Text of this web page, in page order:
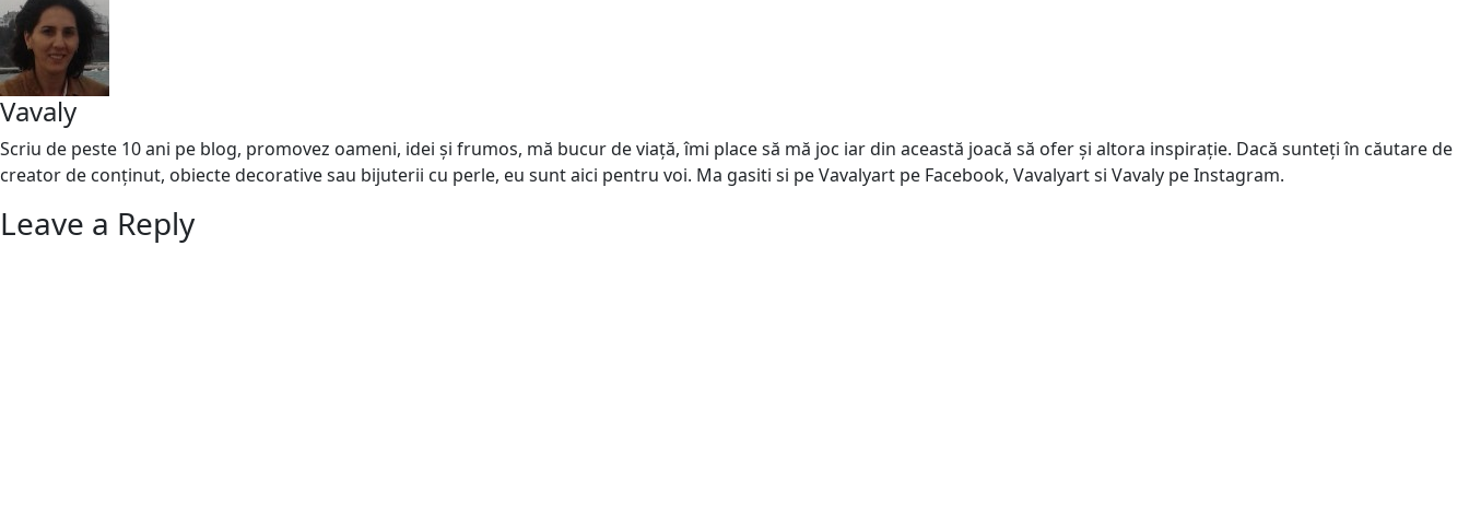
Vavaly
Scriu de peste 10 ani pe blog, promovez oameni, idei și frumos, mă bucur de viață, îmi place să mă joc iar din această joacă să ofer și altora inspirație. Dacă sunteți în căutare de
creator de conținut, obiecte decorative sau bijuterii cu perle, eu sunt aici pentru voi. Ma gasiti si pe Vavalyart pe Facebook, Vavalyart si Vavaly pe Instagram.
Leave a Reply